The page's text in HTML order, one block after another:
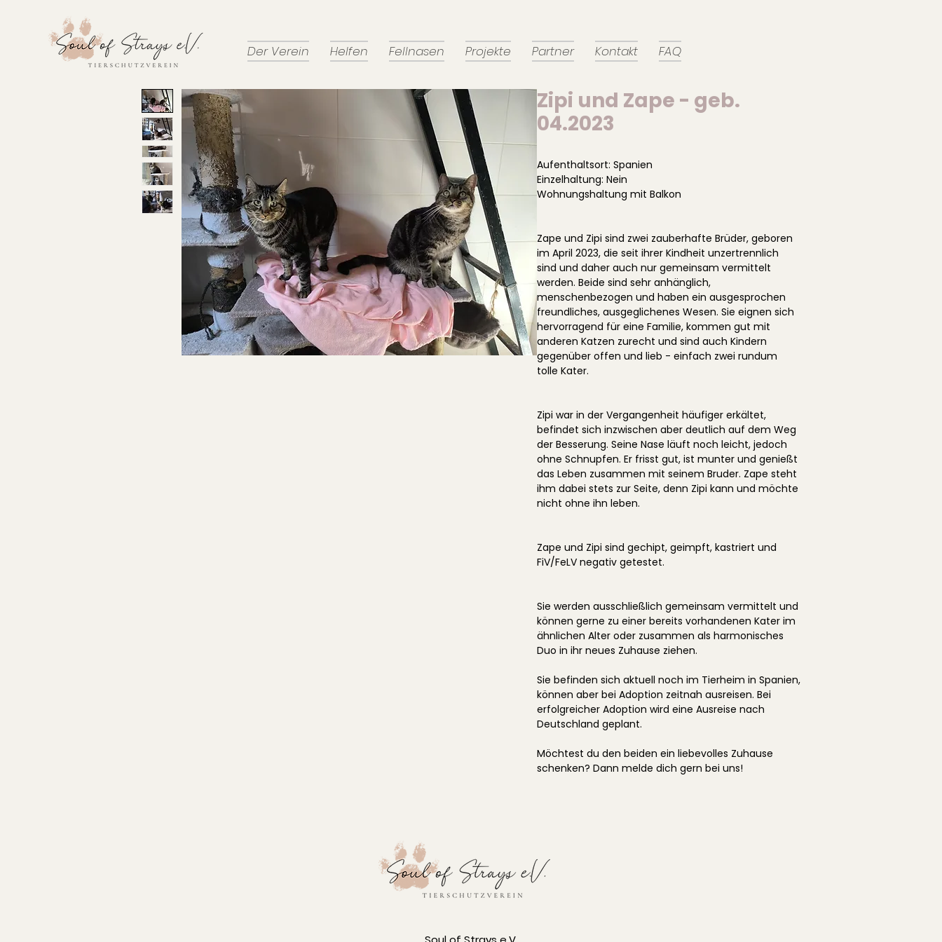
Der Verein Helfen Fellnasen Projekte Partner Kontakt FAQ
Zipi und Zape - geb.
04.2023
Aufenthaltsort: Spanien
Einzelhaltung: Nein
Wohnungshaltung mit Balkon
Zape und Zipi sind zwei zauberhafte Brüder, geboren
im April 2023, die seit ihrer Kindheit unzertrennlich
sind und daher auch nur gemeinsam vermittelt
werden. Beide sind sehr anhänglich,
menschenbezogen und haben ein ausgesprochen
freundliches, ausgeglichenes Wesen. Sie eignen sich
hervorragend für eine Familie, kommen gut mit
anderen Katzen zurecht und sind auch Kindern
gegenüber offen und lieb - einfach zwei rundum
tolle Kater.
Zipi war in der Vergangenheit häufiger erkältet,
befindet sich inzwischen aber deutlich auf dem Weg
der Besserung. Seine Nase läuft noch leicht, jedoch
ohne Schnupfen. Er frisst gut, ist munter und genießt
das Leben zusammen mit seinem Bruder. Zape steht
ihm dabei stets zur Seite, denn Zipi kann und möchte
nicht ohne ihn leben.
Zape und Zipi sind gechipt, geimpft, kastriert und
FiV/FeLV negativ getestet.
Sie werden ausschließlich gemeinsam vermittelt und
können gerne zu einer bereits vorhandenen Kater im
ähnlichen Alter oder zusammen als harmonisches
Duo in ihr neues Zuhause ziehen.
Sie befinden sich aktuell noch im Tierheim in Spanien,
können aber bei Adoption zeitnah ausreisen. Bei
erfolgreicher Adoption wird eine Ausreise nach
Deutschland geplant.
Möchtest du den beiden ein liebevolles Zuhause
schenken? Dann melde dich gern bei uns!